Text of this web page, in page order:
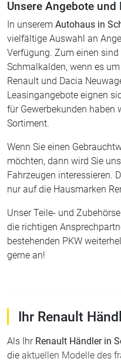
Verfügung. Zum einen sind
Schmalkalden, wenn es
Renault und Dacia
Leasingangebote eignen
für Gewerbekunden haben
Sortiment.
Wenn Sie einen
möchten, dann wird Sie
nur auf die Hausmarken
Unser Teile- und
die richtigen
bestehenden PKW
gerne an!
dieaktuellen Modelle des
Automobilherstellers
Sie zu unseren Renault
aber zu unseren